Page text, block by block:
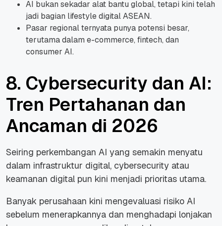
AI bukan sekadar alat bantu global, tetapi kini telah
jadi bagian lifestyle digital ASEAN.
Pasar regional ternyata punya potensi besar,
terutama dalam e-commerce, fintech, dan
consumer AI.
8. Cybersecurity dan AI:
Tren Pertahanan dan
Ancaman di 2026
Seiring perkembangan AI yang semakin menyatu
dalam infrastruktur digital, cybersecurity atau
keamanan digital pun kini menjadi prioritas utama.
Banyak perusahaan kini mengevaluasi risiko AI
sebelum menerapkannya dan menghadapi lonjakan